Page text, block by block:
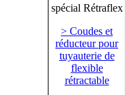
spécial Rétraflex
> Coudes et
réducteur pour
tuyauterie de
flexible
rétractable